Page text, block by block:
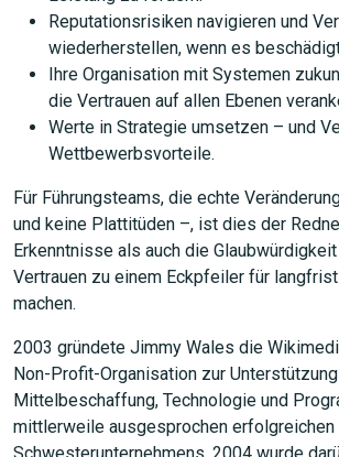
Reputationsrisiken navigieren und
wiederherstellen, wenn es
Ihre Organisation mit Systemen
die Vertrauen auf allen Ebenen
Werte in Strategie umsetzen – und
Wettbewerbsvorteile.
Für Führungsteams, die echte
und keine Plattitüden –, ist dies der
Erkenntnisse als auch die
Vertrauen zu einem Eckpfeiler für
machen.
2003 gründete Jimmy Wales die
Non-Profit-Organisation zur
Mittelbeschaffung, Technologie und
mittlerweile ausgesprochen erfolgreichen